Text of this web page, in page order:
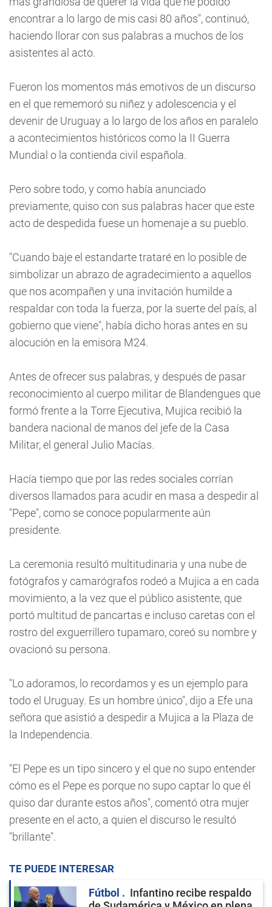
encontrar a lo largo de mis casi 80 años", continuó,
haciendo llorar con sus palabras a muchos de los
asistentes al acto.
Fueron los momentos más emotivos de un discurso
en el que rememoró su niñez y adolescencia y el
devenir de Uruguay a lo largo de los años en paralelo
a acontecimientos históricos como la II Guerra
Mundial o la contienda civil española.
Pero sobre todo, y como había anunciado
previamente, quiso con sus palabras hacer que este
acto de despedida fuese un homenaje a su pueblo.
"Cuando baje el estandarte trataré en lo posible de
simbolizar un abrazo de agradecimiento a aquellos
que nos acompañen y una invitación humilde a
respaldar con toda la fuerza, por la suerte del país, al
gobierno que viene", había dicho horas antes en su
alocución en la emisora M24.
Antes de ofrecer sus palabras, y después de pasar
reconocimiento al cuerpo militar de Blandengues que
formó frente a la Torre Ejecutiva, Mujica recibió la
bandera nacional de manos del jefe de la Casa
Militar, el general Julio Macías.
Hacía tiempo que por las redes sociales corrían
diversos llamados para acudir en masa a despedir al
"Pepe", como se conoce popularmente aún
presidente.
La ceremonia resultó multitudinaria y una nube de
fotógrafos y camarógrafos rodeó a Mujica a en cada
movimiento, a la vez que el público asistente, que
portó multitud de pancartas e incluso caretas con el
rostro del exguerrillero tupamaro, coreó su nombre y
ovacionó su persona.
"Lo adoramos, lo recordamos y es un ejemplo para
todo el Uruguay. Es un hombre único", dijo a Efe una
señora que asistió a despedir a Mujica a la Plaza de
la Independencia.
"El Pepe es un tipo sincero y el que no supo entender
cómo es el Pepe es porque no supo captar lo que él
quiso dar durante estos años", comentó otra mujer
presente en el acto, a quien el discurso le resultó
"brillante".
TE PUEDE INTERESAR
Fútbol
Infantino recibe respaldo